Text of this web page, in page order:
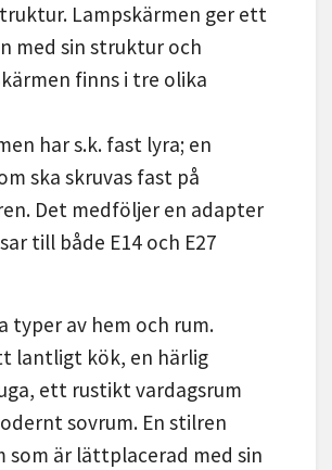
Lampskärmen ger ett
med sin struktur och
finns i tre olika
har s.k. fast lyra; en
ska skruvas fast på
Det medföljer en adapter
till både E14 och E27
typer av hem och rum.
lantligt kök, en härlig
ett rustikt vardagsrum
sovrum. En stilren
som är lättplacerad med sin